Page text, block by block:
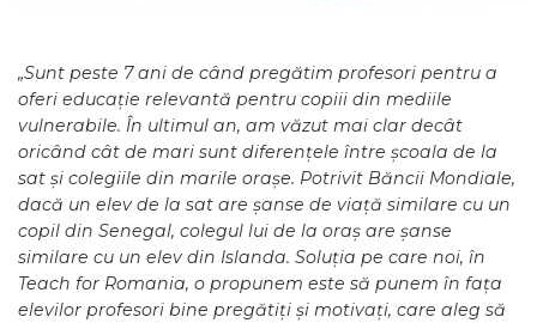
„Sunt peste 7 ani de când pregătim profesori pentru a
oferi educație relevantă pentru copiii din mediile
vulnerabile. În ultimul an, am văzut mai clar decât
oricând cât de mari sunt diferențele între școala de la
sat și colegiile din marile orașe. Potrivit Băncii Mondiale,
dacă un elev de la sat are șanse de viață similare cu un
copil din Senegal, colegul lui de la oraș are șanse
similare cu un elev din Islanda. Soluția pe care noi, în
Teach for Romania, o propunem este să punem în fața
elevilor profesori bine pregătiți și motivați, care aleg să